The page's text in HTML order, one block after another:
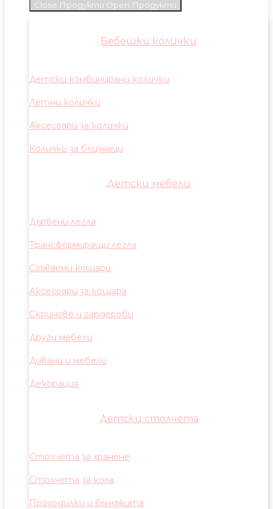
Close Продукти Open Продукти
Бебешки колички
Детски комбинирани колички
Летни колички
Аксесоари за колички
Колички за близнаци
Детски мебели
Дървени легла
Трансформиращи легла
Сгъваеми кошари
Аксесоари за кошара
Скринове и гардероби
Други мебели
Дивани и мебели
Декорация
Детски столчета
Столчета за хранене
Столчета за кола
Проходилки и бънджита